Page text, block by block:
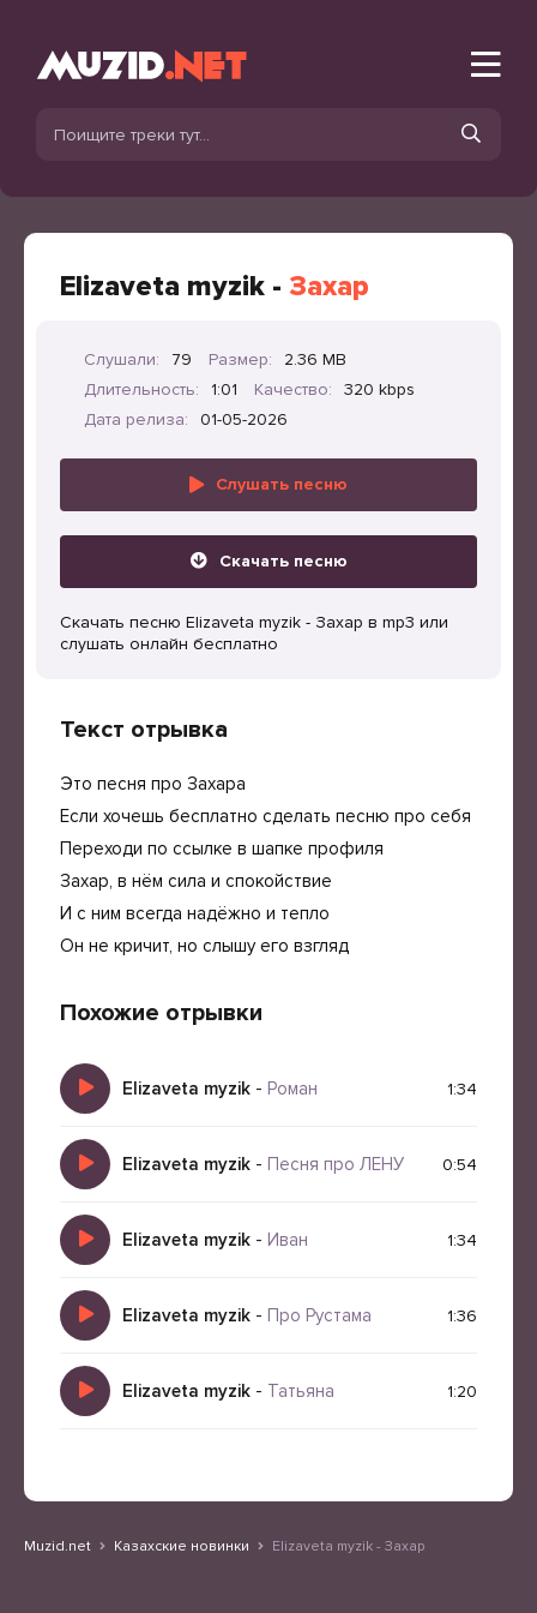
Elizaveta myzik - Захар
Слушали: 79 Размер:
2.36 MB
Длительность:
1:01 Качество:
320 kbps
Дата релиза:
01-05-2026
Слушать песню
Скачать песню
Скачать песню Elizaveta myzik - Захар в mp3 или
слушать онлайн бесплатно
Текст отрывка
Это песня про Захара
Если хочешь бесплатно сделать песню про себя
Переходи по ссылке в шапке профиля
Захар, в нём сила и спокойствие
И с ним всегда надёжно и тепло
Он не кричит, но слышу его взгляд
Похожие отрывки
Elizaveta myzik - Роман 1:34
Elizaveta myzik - Песня про ЛЕНУ 0:54
Elizaveta myzik - Иван 1:34
Elizaveta myzik - Про Рустама 1:36
Elizaveta myzik - Татьяна 1:20
Muzid.net Казахские новинки Elizaveta myzik - Захар